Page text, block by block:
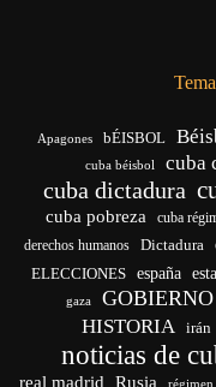
Apagones bÉISBOL
cuba béisbol cuba
cuba dictadura
cuba pobreza cuba
derechos humanos Dictadura
ELECCIONES españa
gaza GOBIERNO
HISTORIA irán
noticias de
real madrid
Rusia régimen